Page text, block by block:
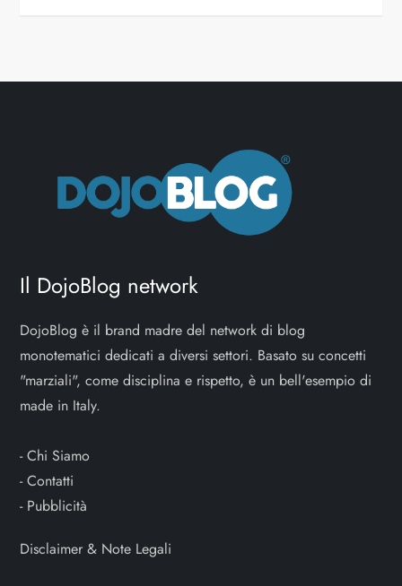
Il DojoBlog network
DojoBlog è il brand madre del network di blog
monotematici dedicati a diversi settori. Basato su concetti
"marziali", come disciplina e rispetto, è un bell'esempio di
made in Italy.
-Chi Siamo
-Contatti
- Pubblicità
Disclaimer & Note Legali